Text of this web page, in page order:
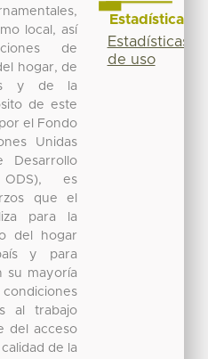
local, así
de
hogar, de
y de la
de este
el Fondo
Unidas
Desarrollo
ODS), es
que el
para la
del hogar
y para
su mayoría
al trabajo
del acceso
de la
Estadísticas
Estadísticas
de uso